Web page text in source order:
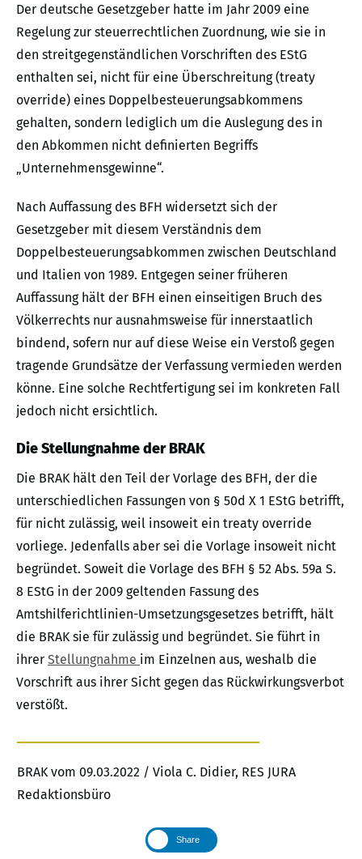
Der deutsche Gesetzgeber hatte im Jahr 2009 eine
Regelung zur steuerrechtlichen Zuordnung, wie sie in
den streitgegenständlichen Vorschriften des EStG
enthalten sei, nicht für eine Überschreitung (treaty
override) eines Doppelbesteuerungsabkommens
gehalten, sondern lediglich um die Auslegung des in
den Abkommen nicht definierten Begriffs
„Unternehmensgewinne“.
Nach Auffassung des BFH widersetzt sich der
Gesetzgeber mit diesem Verständnis dem
Doppelbesteuerungsabkommen zwischen Deutschland
und Italien von 1989. Entgegen seiner früheren
Auffassung hält der BFH einen einseitigen Bruch des
Völkerrechts nur ausnahmsweise für innerstaatlich
bindend, sofern nur auf diese Weise ein Verstoß gegen
tragende Grundsätze der Verfassung vermieden werden
könne. Eine solche Rechtfertigung sei im konkreten Fall
jedoch nicht ersichtlich.
Die Stellungnahme der BRAK
Die BRAK hält den Teil der Vorlage des BFH, der die
unterschiedlichen Fassungen von § 50d X 1 EStG betrifft,
für nicht zulässig, weil insoweit ein treaty override
vorliege. Jedenfalls aber sei die Vorlage insoweit nicht
begründet. Soweit die Vorlage des BFH § 52 Abs. 59a S.
8 EStG in der 2009 geltenden Fassung des
Amtshilferichtlinien-Umsetzungsgesetzes betrifft, hält
die BRAK sie für zulässig und begründet. Sie führt in
ihrer Stellungnahme im Einzelnen aus, weshalb die
Vorschrift aus ihrer Sicht gegen das Rückwirkungsverbot
verstößt.
BRAK vom 09.03.2022 / Viola C. Didier, RES JURA
Redaktionsbüro
Share